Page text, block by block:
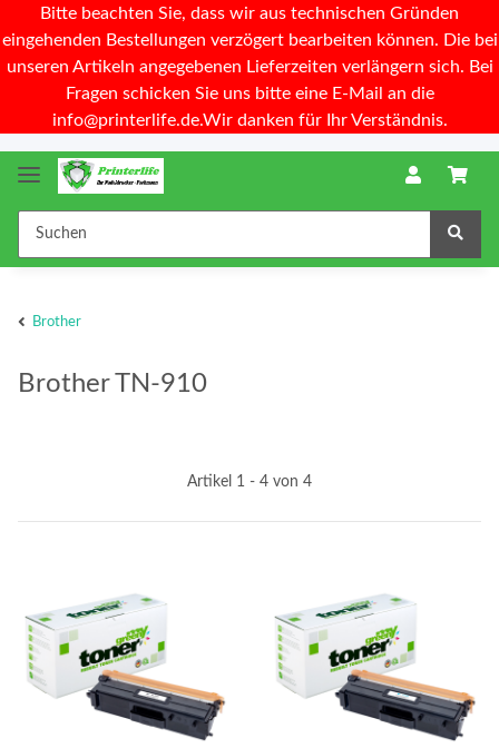
Bitte beachten Sie, dass wir aus technischen Gründen
eingehenden Bestellungen verzögert bearbeiten können. Die bei
unseren Artikeln angegebenen Lieferzeiten verlängern sich. Bei
Fragen schicken Sie uns bitte eine E-Mail an die
info@printerlife.de.Wir danken für Ihr Verständnis.
Brother
Brother TN-910
Artikel 1 - 4 von 4